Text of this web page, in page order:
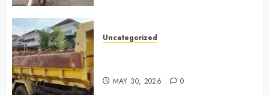
Uncategorized
MAY 30, 2026 0